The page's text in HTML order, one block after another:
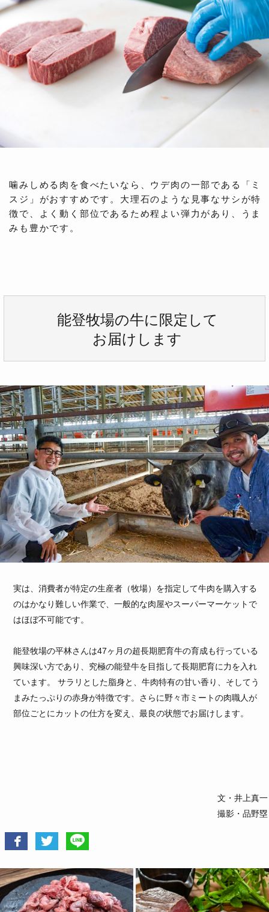
噛みしめる肉を食べたいなら、ウデ肉の一部である「ミ
スジ」がおすすめです。大理石のような見事なサシが特
徴で、よく動く部位であるため程よい弾力があり、うま
みも豊かです。
能登牧場の牛に限定して
お届けします
実は、消費者が特定の生産者（牧場）を指定して牛肉を購入する
のはかなり難しい作業で、一般的な肉屋やスーパーマーケットで
はほぼ不可能です。
能登牧場の平林さんは47ヶ月の超長期肥育牛の育成も行っている
興味深い方であり、究極の能登牛を目指して長期肥育に力を入れ
ています。 サラリとした脂身と、牛肉特有の甘い香り、そしてう
まみたっぷりの赤身が特徴です。さらに野々市ミートの肉職人が
部位ごとにカットの仕方を変え、最良の状態でお届けします。
文・井上真一
撮影・品野塁